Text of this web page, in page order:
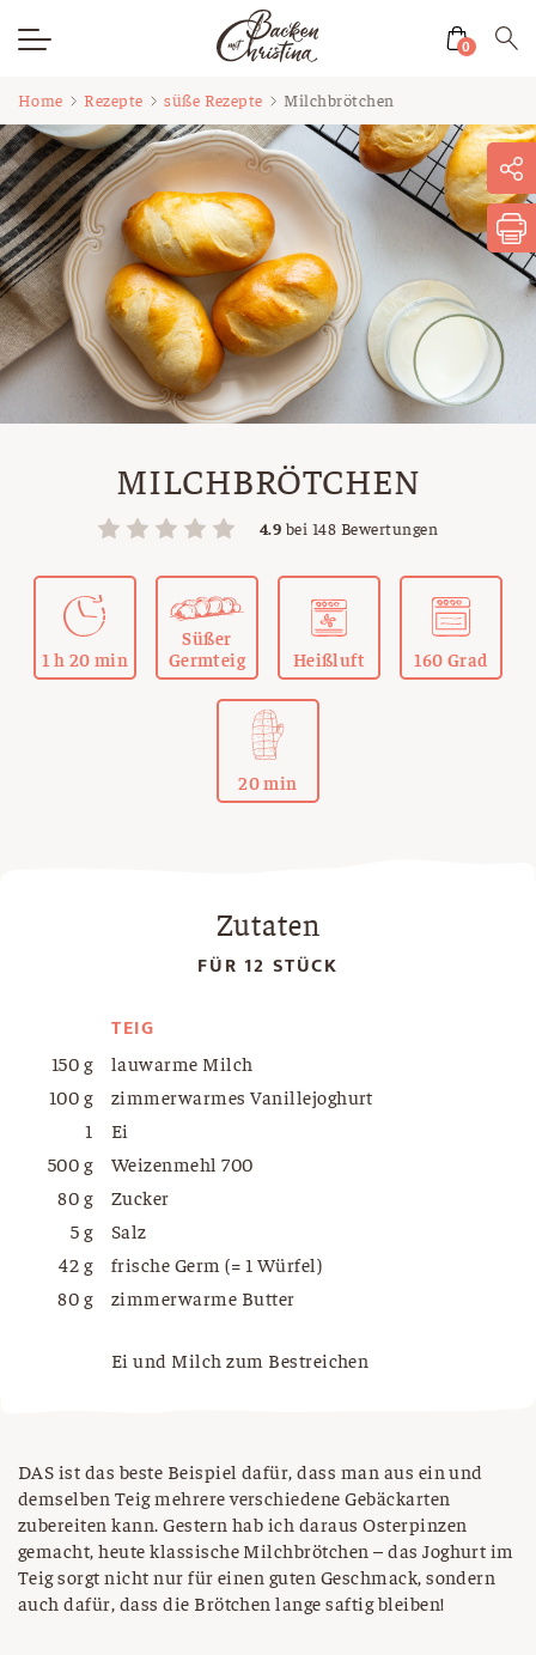
springen
0
Home Rezepte süße Rezepte Milchbrötchen
MILCHBRÖTCHEN
4.9 bei 148 Bewertungen
1 h 20 min
Süßer
Germteig
Heißluft 160 Grad
20 min
Zutaten
FÜR 12 STÜCK
TEIG
150 g
lauwarme Milch
100 g
zimmerwarmes Vanillejoghurt
1
Ei
500 g
Weizenmehl 700
80 g
Zucker
5 g
Salz
42 g
frische Germ (= 1 Würfel)
80 g
zimmerwarme Butter
Ei und Milch zum Bestreichen
DAS ist das beste Beispiel dafür, dass man aus ein und
demselben Teig mehrere verschiedene Gebäckarten
zubereiten kann. Gestern hab ich daraus Osterpinzen
gemacht, heute klassische Milchbrötchen – das Joghurt im
Teig sorgt nicht nur für einen guten Geschmack, sondern
auch dafür, dass die Brötchen lange saftig bleiben!